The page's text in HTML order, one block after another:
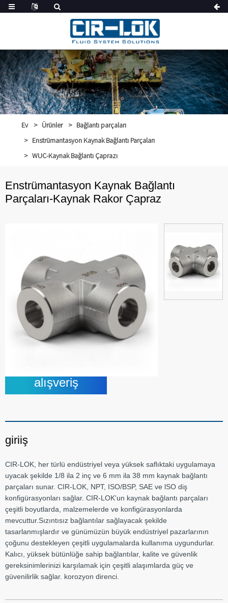
Ev Ürünler
Bağlantı parçaları
Enstrümantasyon Kaynak Bağlantı Parçaları
WUC-Kaynak Bağlantı Çaprazı
Enstrümantasyon Kaynak Bağlantı
Parçaları-Kaynak Rakor Çapraz
alışveriş
giriiş
CIR-LOK, her türlü endüstriyel veya yüksek saflıktaki uygulamaya
uyacak şekilde 1/8 ila 2 inç ve 6 mm ila 38 mm kaynak bağlantı
parçaları sunar. CIR-LOK, NPT, ISO/BSP, SAE ve lSO diş
konfigürasyonları sağlar. CIR-LOK'un kaynak bağlantı parçaları
çeşitli boyutlarda, malzemelerde ve konfigürasyonlarda
mevcuttur.Sızıntısız bağlantılar sağlayacak şekilde
tasarlanmışlardır ve günümüzün büyük endüstriyel pazarlarının
çoğunu destekleyen çeşitli uygulamalarda kullanıma uygundurlar.
Kalıcı, yüksek bütünlüğe sahip bağlantılar, kalite ve güvenlik
gereksinimlerinizi karşılamak için çeşitli alaşımlarda güç ve
güvenilirlik sağlar. korozyon direnci.